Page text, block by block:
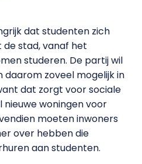
dat studenten zich
stad, vanaf het
studeren. De partij wil
zoveel mogelijk in
dat zorgt voor sociale
nieuwe woningen voor
moeten inwoners
over hebben die
aan studenten.